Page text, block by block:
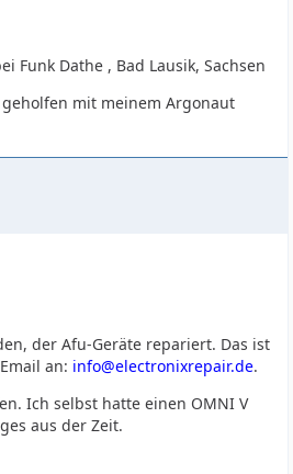
Funk Dathe , Bad Lausik, Sachsen
mit meinem Argonaut
der Afu-Geräte repariert. Das ist
an: info@electronixrepair.de.
Ich selbst hatte einen OMNI V
aus der Zeit.